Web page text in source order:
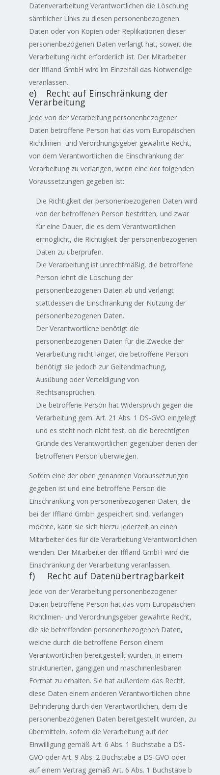
Datenverarbeitung Verantwortlichen die Löschung
sämtlicher Links zu diesen personenbezogenen
Daten oder von Kopien oder Replikationen dieser
personenbezogenen Daten verlangt hat, soweit die
Verarbeitung nicht erforderlich ist. Der Mitarbeiter
der Iffland GmbH wird im Einzelfall das Notwendige
veranlassen.
e) Recht auf Einschränkung der
Verarbeitung
Jede von der Verarbeitung personenbezogener
Daten betroffene Person hat das vom Europäischen
Richtlinien- und Verordnungsgeber gewährte Recht,
von dem Verantwortlichen die Einschränkung der
Verarbeitung zu verlangen, wenn eine der folgenden
Voraussetzungen gegeben ist:
Die Richtigkeit der personenbezogenen Daten wird
von der betroffenen Person bestritten, und zwar
für eine Dauer, die es dem Verantwortlichen
ermöglicht, die Richtigkeit der personenbezogenen
Daten zu überprüfen.
Die Verarbeitung ist unrechtmäßig, die betroffene
Person lehnt die Löschung der
personenbezogenen Daten ab und verlangt
stattdessen die Einschränkung der Nutzung der
personenbezogenen Daten.
Der Verantwortliche benötigt die
personenbezogenen Daten für die Zwecke der
Verarbeitung nicht länger, die betroffene Person
benötigt sie jedoch zur Geltendmachung,
Ausübung oder Verteidigung von
Rechtsansprüchen.
Die betroffene Person hat Widerspruch gegen die
Verarbeitung gem. Art. 21 Abs. 1 DS-GVO eingelegt
und es steht noch nicht fest, ob die berechtigten
Gründe des Verantwortlichen gegenüber denen der
betroffenen Person überwiegen.
Sofern eine der oben genannten Voraussetzungen
gegeben ist und eine betroffene Person die
Einschränkung von personenbezogenen Daten, die
bei der Iffland GmbH gespeichert sind, verlangen
möchte, kann sie sich hierzu jederzeit an einen
Mitarbeiter des für die Verarbeitung Verantwortlichen
wenden. Der Mitarbeiter der Iffland GmbH wird die
Einschränkung der Verarbeitung veranlassen.
f) Recht auf Datenübertragbarkeit
Jede von der Verarbeitung personenbezogener
Daten betroffene Person hat das vom Europäischen
Richtlinien- und Verordnungsgeber gewährte Recht,
die sie betreffenden personenbezogenen Daten,
welche durch die betroffene Person einem
Verantwortlichen bereitgestellt wurden, in einem
strukturierten, gängigen und maschinenlesbaren
Format zu erhalten. Sie hat außerdem das Recht,
diese Daten einem anderen Verantwortlichen ohne
Behinderung durch den Verantwortlichen, dem die
personenbezogenen Daten bereitgestellt wurden, zu
übermitteln, sofern die Verarbeitung auf der
Einwilligung gemäß Art. 6 Abs. 1 Buchstabe a DS-
GVO oder Art. 9 Abs. 2 Buchstabe a DS-GVO oder
auf einem Vertrag gemäß Art. 6 Abs. 1 Buchstabe b